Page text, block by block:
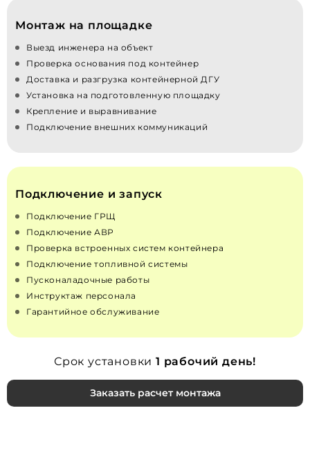
Монтаж на площадке
Выезд инженера на объект
Проверка основания под контейнер
Доставка и разгрузка контейнерной ДГУ
Установка на подготовленную площадку
Крепление и выравнивание
Подключение внешних коммуникаций
Подключение и запуск
Подключение ГРЩ
Подключение АВР
Проверка встроенных систем контейнера
Подключение топливной системы
Пусконаладочные работы
Инструктаж персонала
Гарантийное обслуживание
Срок установки 1 рабочий день!
Заказать расчет монтажа